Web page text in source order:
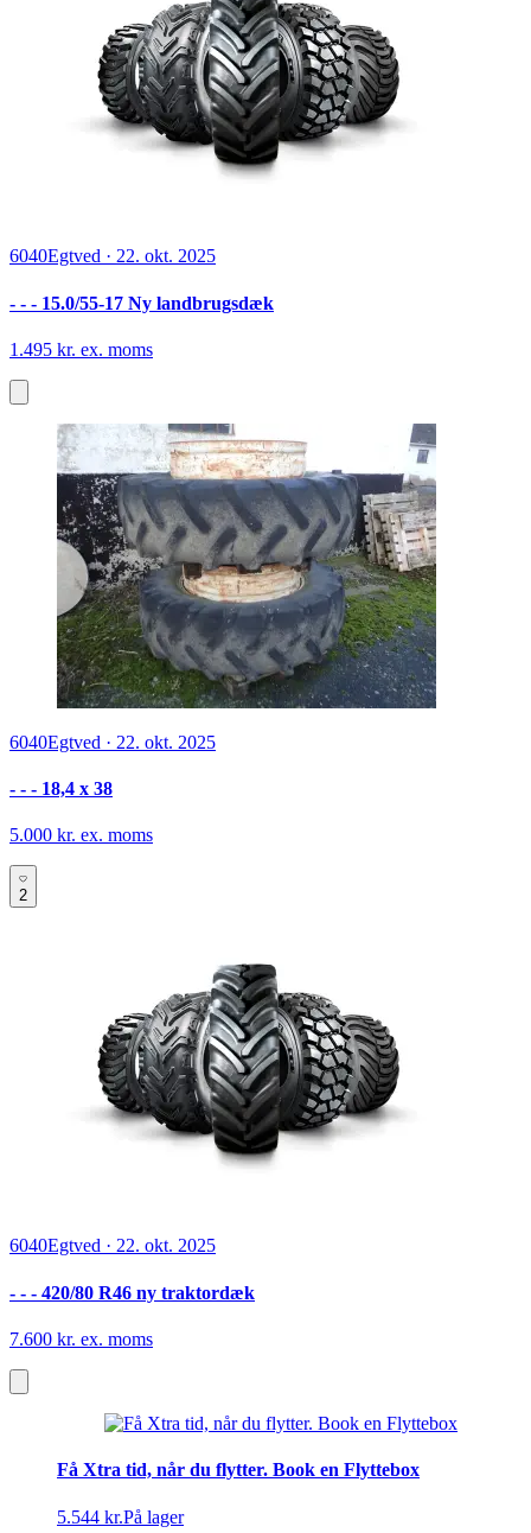
6040Egtved · 22. okt. 2025
- - - 15.0/55-17 Ny landbrugsdæk
1.495 kr. ex. moms
6040Egtved · 22. okt. 2025
- - - 18,4 x 38
5.000 kr. ex. moms
2
6040Egtved · 22. okt. 2025
- - - 420/80 R46 ny traktordæk
7.600 kr. ex. moms
Få Xtra tid, når du flytter. Book en Flyttebox
5.544 kr.På lager